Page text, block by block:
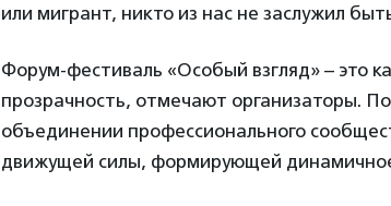
или мигрант, никто из нас не заслужил
Форум-фестиваль «Особый взгляд» – это
прозрачность, отмечают организаторы.
объединении профессионального
движущей силы, формирующей